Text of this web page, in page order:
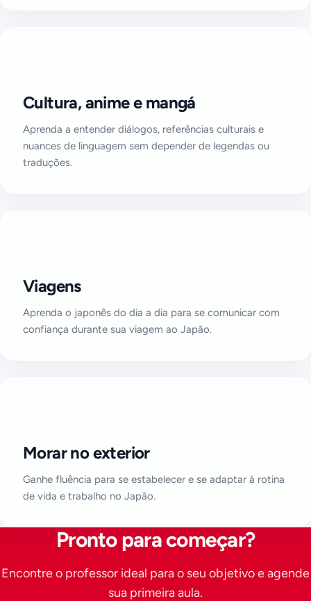
Cultura, anime e mangá
Aprenda a entender diálogos, referências culturais e
nuances de linguagem sem depender de legendas ou
traduções.
Viagens
Aprenda o japonês do dia a dia para se comunicar com
confiança durante sua viagem ao Japão.
Morar no exterior
Ganhe fluência para se estabelecer e se adaptar à rotina
de vida e trabalho no Japão.
Pronto para começar?
Encontre o professor ideal para o seu objetivo e agende
sua primeira aula.